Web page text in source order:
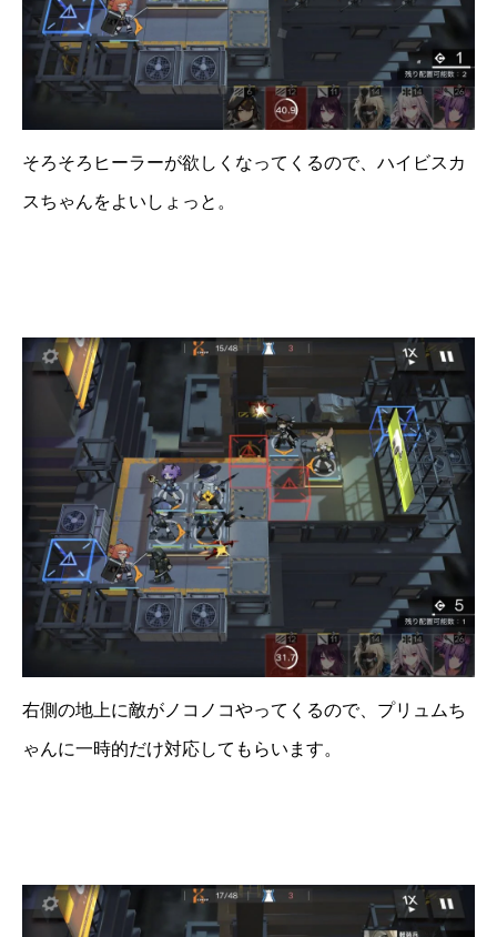
そろそろヒーラーが欲しくなってくるので、ハイビスカ
スちゃんをよいしょっと。
右側の地上に敵がノコノコやってくるので、プリュムち
ゃんに一時的だけ対応してもらいます。